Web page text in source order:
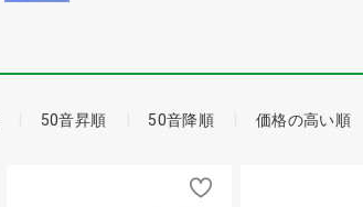
50音昇順 50音降順 価格の高い順